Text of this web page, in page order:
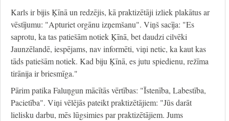
Karls ir bijis Ķīnā un redzējis, kā praktizētāji izliek plakātus ar
vēstījumu: "Apturiet orgānu izņemšanu". Viņš sacīja: "Es
saprotu, ka tas patiešām notiek Ķīnā, bet daudzi cilvēki
Jaunzēlandē, iespējams, nav informēti, viņi netic, ka kaut kas
tāds patiešām notiek. Kad biju Ķīnā, es jutu spiedienu, režīma
tirānija ir briesmīga."
Pārim patika Faluņgun mācītās vērtības: "Īstenība, Labestība,
Pacietība". Viņi vēlējās pateikt praktizētājiem: "Jūs darāt
lielisku darbu, mēs lūgsimies par praktizētājiem. Jums